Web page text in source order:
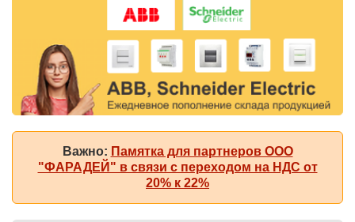
Важно: Памятка для партнеров ООО
"ФАРАДЕЙ" в связи с переходом на НДС от
20% к 22%